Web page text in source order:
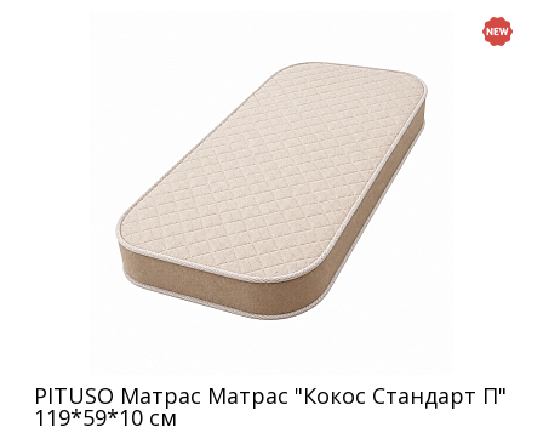
PITUSO Матрас Матрас "Кокос Стандарт П"
119*59*10 см